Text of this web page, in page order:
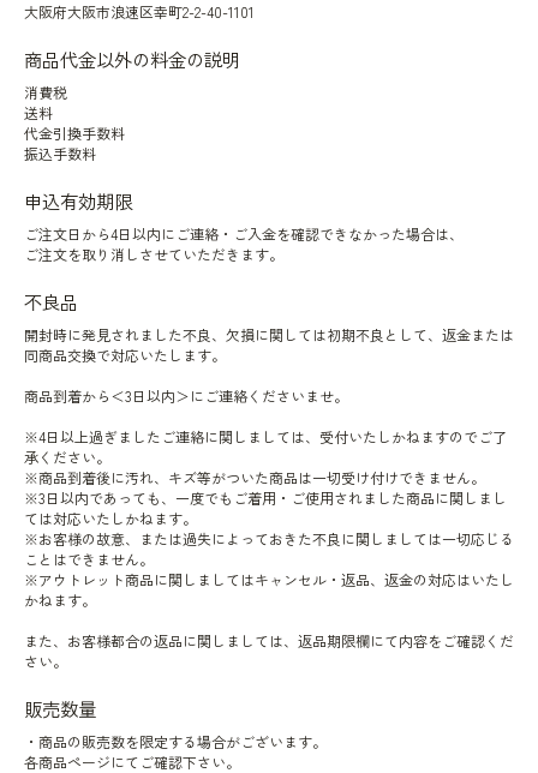
大阪府大阪市浪速区幸町2-2-40-1101
商品代金以外の料金の説明
消費税
送料
代金引換手数料
振込手数料
申込有効期限
ご注文日から4日以内にご連絡・ご入金を確認できなかった場合は、
ご注文を取り消しさせていただきます。
不良品
開封時に発見されました不良、欠損に関しては初期不良として、返金または
同商品交換で対応いたします。
商品到着から＜3日以内＞にご連絡くださいませ。
※4日以上過ぎましたご連絡に関しましては、受付いたしかねますのでご了
承ください。
※商品到着後に汚れ、キズ等がついた商品は一切受け付けできません。
※3日以内であっても、一度でもご着用・ご使用されました商品に関しまし
ては対応いたしかねます。
※お客様の故意、または過失によっておきた不良に関しましては一切応じる
ことはできません。
※アウトレット商品に関しましてはキャンセル・返品、返金の対応はいたし
かねます。
また、お客様都合の返品に関しましては、返品期限欄にて内容をご確認くだ
さい。
販売数量
・商品の販売数を限定する場合がございます。
各商品ページにてご確認下さい。